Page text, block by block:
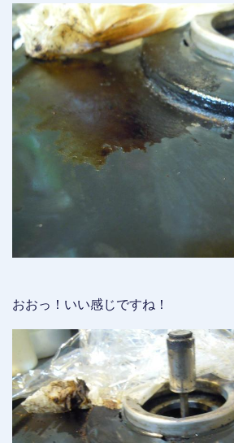
おおっ！いい感じですね！